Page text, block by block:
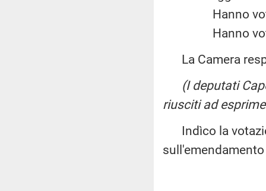
Hanno
Hanno
La Camera
(I deputati
riusciti ad
Indìco la
sull'emendamento